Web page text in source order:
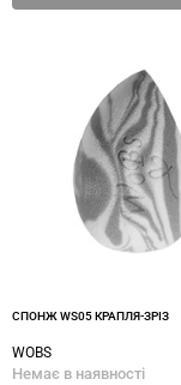
СПОНЖ WS05 КРАПЛЯ-ЗРІЗ
WOBS
Немає в наявності